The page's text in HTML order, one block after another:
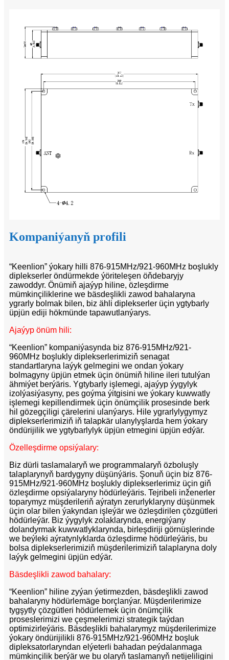
Kompaniýanyň profili
“Keenlion” ýokary hilli 876-915MHz/921-960MHz boşlukly
diplekserler öndürmekde ýöriteleşen öňdebaryjy
zawoddyr. Önümiň ajaýyp hiline, özleşdirme
mümkinçiliklerine we bäsdeşlikli zawod bahalaryna
ygrarly bolmak bilen, biz ähli diplekserler üçin ygtybarly
üpjün ediji hökmünde tapawutlanýarys.
Ajaýyp önüm hili:
“Keenlion” kompaniýasynda biz 876-915MHz/921-
960MHz boşlukly diplekserlerimiziň senagat
standartlaryna laýyk gelmegini we ondan ýokary
bolmagyny üpjün etmek üçin önümiň hiline ileri tutulýan
ähmiýet berýäris. Ygtybarly işlemegi, ajaýyp ýygylyk
izolýasiýasyny, pes goýma ýitgisini we ýokary kuwwatly
işlemegi kepillendirmek üçin önümçilik prosesinde berk
hil gözegçiligi çärelerini ulanýarys. Hile ygrarlylygymyz
diplekserlerimiziň iň talapkär ulanylyşlarda hem ýokary
öndürijilik we ygtybarlylyk üpjün etmegini üpjün edýär.
Özelleşdirme opsiýalary:
Biz dürli taslamalaryň we programmalaryň özboluşly
talaplarynyň bardygyny düşünýäris. Şonuň üçin biz 876-
915MHz/921-960MHz boşlukly diplekserlerimiz üçin giň
özleşdirme opsiýalaryny hödürleýäris. Tejribeli inženerler
toparymyz müşderileriň aýratyn zerurlyklaryny düşünmek
üçin olar bilen ýakyndan işleýär we özleşdirilen çözgütleri
hödürleýär. Biz ýygylyk zolaklarynda, energiýany
dolandyrmak kuwwatlyklarynda, birleşdiriji görnüşlerinde
we beýleki aýratynlyklarda özleşdirme hödürleýäris, bu
bolsa diplekserlerimiziň müşderilerimiziň talaplaryna doly
laýyk gelmegini üpjün edýär.
Bäsdeşlikli zawod bahalary:
“Keenlion” hiline zyýan ýetirmezden, bäsdeşlikli zawod
bahalaryny hödürlemäge borçlanýar. Müşderilerimize
tygşytly çözgütleri hödürlemek üçin önümçilik
proseslerimizi we çeşmelerimizi strategik taýdan
optimizirleýäris. Bäsdeşlikli bahalarymyz müşderilerimize
ýokary öndürijilikli 876-915MHz/921-960MHz boşluk
dipleksatorlaryndan elýeterli bahadan peýdalanmaga
mümkinçilik berýär we bu olaryň taslamanyň netijeliligini